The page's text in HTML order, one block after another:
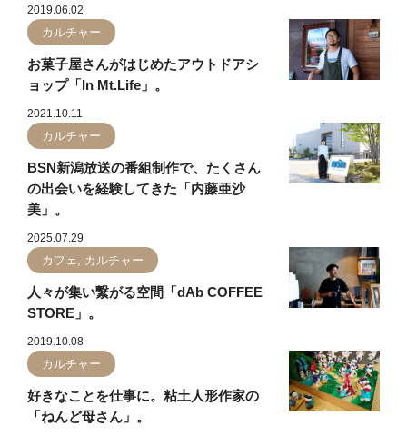
2019.06.02
カルチャー
お菓子屋さんがはじめたアウトドアシ
ョップ「In Mt.Life」。
2021.10.11
カルチャー
BSN新潟放送の番組制作で、たくさん
の出会いを経験してきた「内藤亜沙
美」。
2025.07.29
カフェ, カルチャー
人々が集い繋がる空間「dAb COFFEE
STORE」。
2019.10.08
カルチャー
好きなことを仕事に。粘土人形作家の
「ねんど母さん」。